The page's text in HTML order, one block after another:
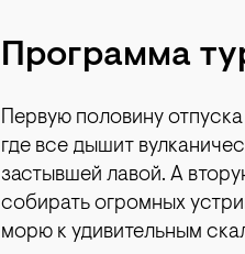
Программа
Первую половину
где все дышит
застывшей лавой. А
собирать огромных
морю к удивительным